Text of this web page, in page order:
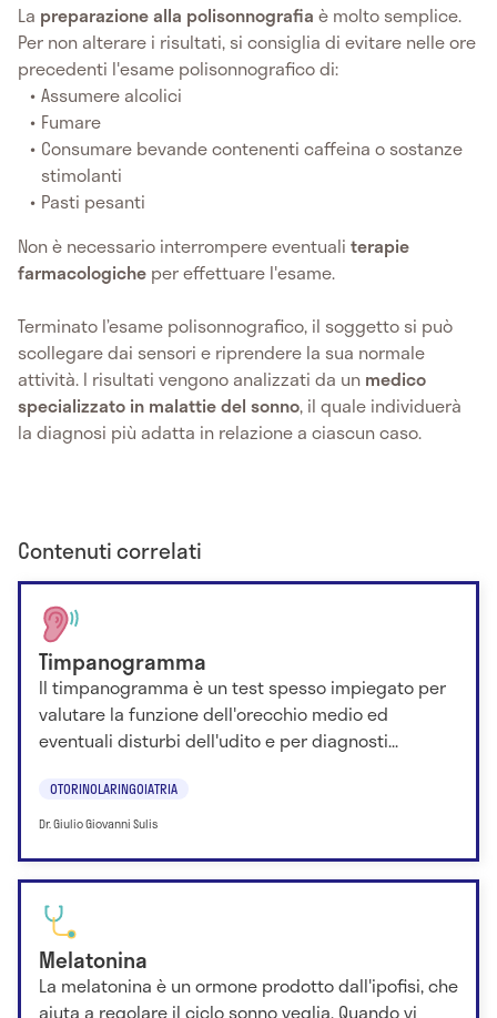
La preparazione alla polisonnografia è molto semplice.
Per non alterare i risultati, si consiglia di evitare nelle ore
precedenti l'esame polisonnografico di:
Assumere alcolici
Fumare
Consumare bevande contenenti caffeina o sostanze
stimolanti
Pasti pesanti
Non è necessario interrompere eventuali terapie
farmacologiche per effettuare l'esame.
Terminato l’esame polisonnografico, il soggetto si può
scollegare dai sensori e riprendere la sua normale
attività. I risultati vengono analizzati da un medico
specializzato in malattie del sonno, il quale individuerà
la diagnosi più adatta in relazione a ciascun caso.
Contenuti correlati
Timpanogramma
Il timpanogramma è un test spesso impiegato per
valutare la funzione dell'orecchio medio ed
eventuali disturbi dell'udito e per diagnosti...
OTORINOLARINGOIATRIA
Dr. Giulio Giovanni Sulis
Melatonina
La melatonina è un ormone prodotto dall'ipofisi, che
aiuta a regolare il ciclo sonno veglia. Quando vi